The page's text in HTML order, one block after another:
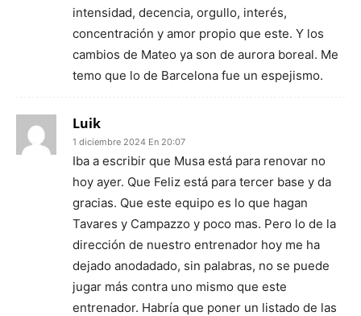
intensidad, decencia, orgullo, interés,
concentración y amor propio que este. Y los
cambios de Mateo ya son de aurora boreal. Me
temo que lo de Barcelona fue un espejismo.
Luik
1 diciembre 2024 En 20:07
Iba a escribir que Musa está para renovar no
hoy ayer. Que Feliz está para tercer base y da
gracias. Que este equipo es lo que hagan
Tavares y Campazzo y poco mas. Pero lo de la
dirección de nuestro entrenador hoy me ha
dejado anodadado, sin palabras, no se puede
jugar más contra uno mismo que este
entrenador. Habría que poner un listado de las